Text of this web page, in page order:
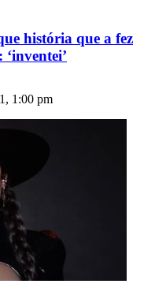
história que a fez
1:00 pm